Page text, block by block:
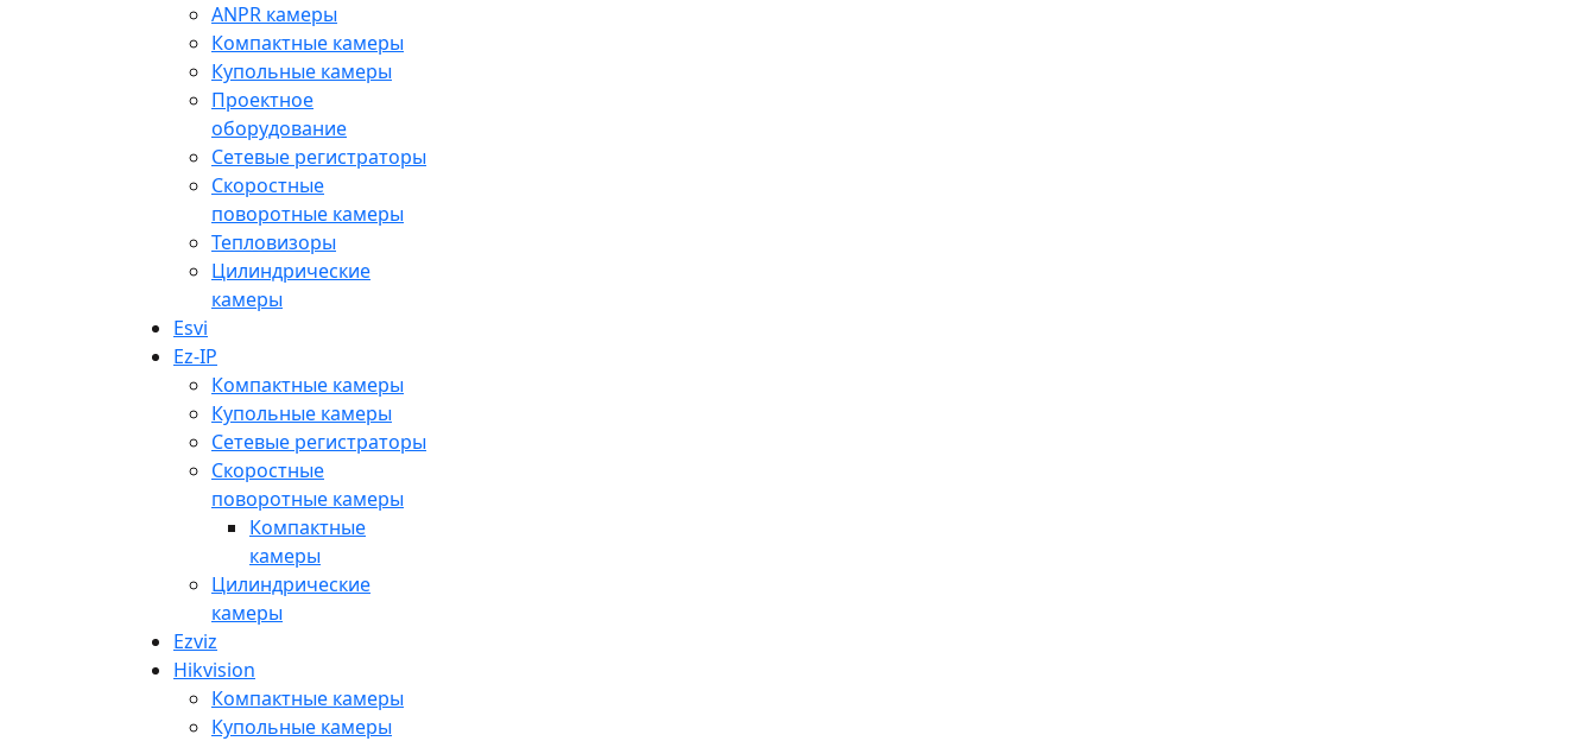
ANPR камеры
Компактные камеры
Купольные камеры
Проектное
оборудование
Сетевые регистраторы
Скоростные
поворотные камеры
Тепловизоры
Цилиндрические
камеры
Esvi
Ez-IP
Компактные камеры
Купольные камеры
Сетевые регистраторы
Скоростные
поворотные камеры
Компактные
камеры
Цилиндрические
камеры
Ezviz
Hikvision
Компактные камеры
Купольные камеры